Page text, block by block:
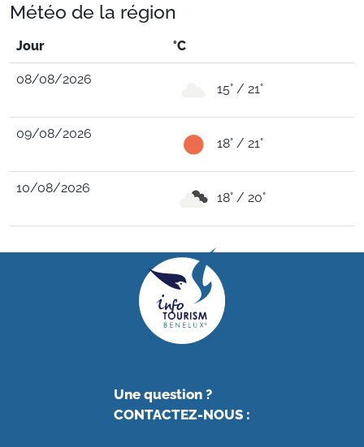
Météo de la région
Jour °C
08/08/2026
15° / 21°
09/08/2026
18° / 21°
10/08/2026
18° / 20°
Une question ?
CONTACTEZ-NOUS :